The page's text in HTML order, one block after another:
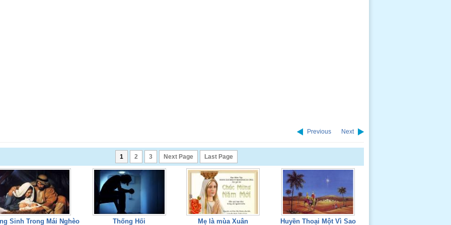
Previous Next
1 2 3 Next Page Last Page
Sinh Trong Mái Nghèo Thống Hối Mẹ là mùa Xuân Huyền Thoại Một Vì Sao